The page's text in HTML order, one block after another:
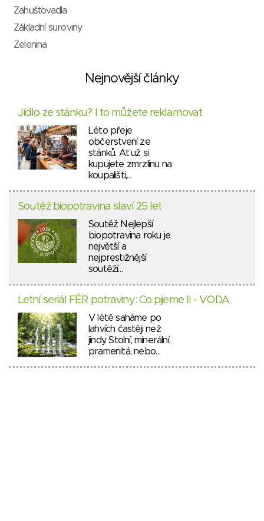
Zahušťovadla
Základní suroviny
Zelenina
Nejnovější články
Jídlo ze stánku? I to můžete reklamovat
Léto přeje
občerstvení ze
stánků. Ať už si
kupujete zmrzlinu na
koupališti,…
Soutěž biopotravina slaví 25 let
Soutěž Nejlepší
biopotravina roku je
největší a
nejprestižnější
soutěží…
Letní seriál FÉR potraviny: Co pijeme II - VODA
V létě saháme po
lahvích častěji než
jindy. Stolní, minerální,
pramenitá, nebo…